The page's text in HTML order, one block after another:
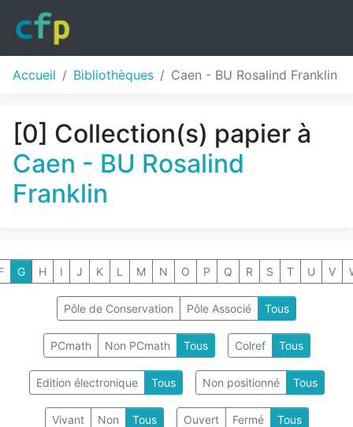
Accueil Bibliothèques Caen - BU Rosalind Franklin
[0] Collection(s) papier à
Caen - BU Rosalind
Franklin
G H I J K L M N O P Q R S T U V
Pôle de Conservation Pôle Associé Tous
PCmath Non PCmath Tous Colref Tous
Edition électronique Tous Non positionné Tous
Vivant Non Tous Ouvert Fermé Tous